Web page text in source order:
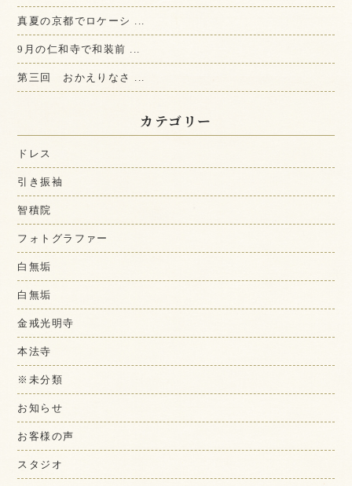
真夏の京都でロケーシ ...
9月の仁和寺で和装前 ...
第三回 おかえりなさ ...
カテゴリー
ドレス
引き振袖
智積院
フォトグラファー
白無垢
白無垢
金戒光明寺
本法寺
※未分類
お知らせ
お客様の声
スタジオ